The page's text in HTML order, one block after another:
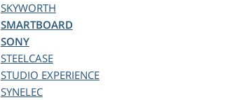
SKYWORTH
SMARTBOARD
SONY
STEELCASE
STUDIO EXPERIENCE
SYNELEC